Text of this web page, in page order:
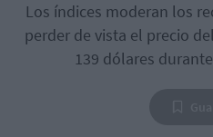
Los índices moderan los
perder de vista el precio
139 dólares